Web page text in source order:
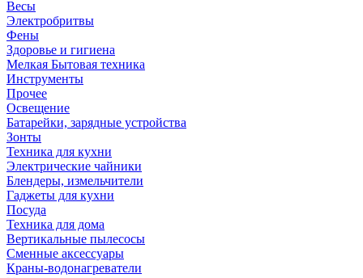
Весы
Электробритвы
Фены
Здоровье и гигиена
Мелкая Бытовая техника
Инструменты
Прочее
Освещение
Батарейки, зарядные устройства
Зонты
Техника для кухни
Электрические чайники
Блендеры, измельчители
Гаджеты для кухни
Посуда
Техника для дома
Вертикальные пылесосы
Сменные аксессуары
Краны-водонагреватели